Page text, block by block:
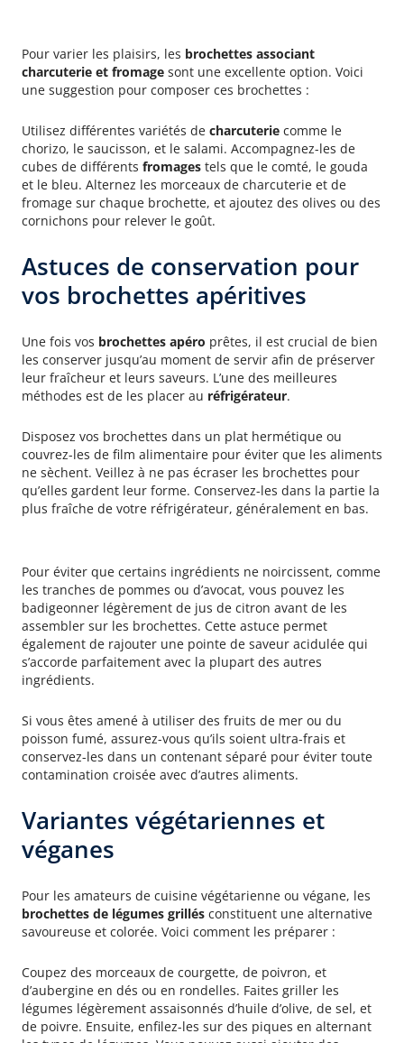
Pour varier les plaisirs, les brochettes associant
charcuterie et fromage sont une excellente option. Voici
une suggestion pour composer ces brochettes :
Utilisez différentes variétés de charcuterie comme le
chorizo, le saucisson, et le salami. Accompagnez-les de
cubes de différents fromages tels que le comté, le gouda
et le bleu. Alternez les morceaux de charcuterie et de
fromage sur chaque brochette, et ajoutez des olives ou des
cornichons pour relever le goût.
Astuces de conservation pour
vos brochettes apéritives
Une fois vos brochettes apéro prêtes, il est crucial de bien
les conserver jusqu’au moment de servir afin de préserver
leur fraîcheur et leurs saveurs. L’une des meilleures
méthodes est de les placer au réfrigérateur.
Disposez vos brochettes dans un plat hermétique ou
couvrez-les de film alimentaire pour éviter que les aliments
ne sèchent. Veillez à ne pas écraser les brochettes pour
qu’elles gardent leur forme. Conservez-les dans la partie la
plus fraîche de votre réfrigérateur, généralement en bas.
Pour éviter que certains ingrédients ne noircissent, comme
les tranches de pommes ou d’avocat, vous pouvez les
badigeonner légèrement de jus de citron avant de les
assembler sur les brochettes. Cette astuce permet
également de rajouter une pointe de saveur acidulée qui
s’accorde parfaitement avec la plupart des autres
ingrédients.
Si vous êtes amené à utiliser des fruits de mer ou du
poisson fumé, assurez-vous qu’ils soient ultra-frais et
conservez-les dans un contenant séparé pour éviter toute
contamination croisée avec d’autres aliments.
Variantes végétariennes et
véganes
Pour les amateurs de cuisine végétarienne ou végane, les
brochettes de légumes grillés constituent une alternative
savoureuse et colorée. Voici comment les préparer :
Coupez des morceaux de courgette, de poivron, et
d’aubergine en dés ou en rondelles. Faites griller les
légumes légèrement assaisonnés d’huile d’olive, de sel, et
de poivre. Ensuite, enfilez-les sur des piques en alternant